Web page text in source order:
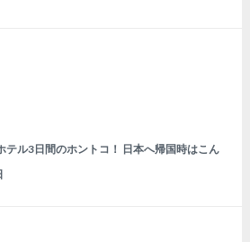
テル3日間のホントコ！ 日本へ帰国時はこん